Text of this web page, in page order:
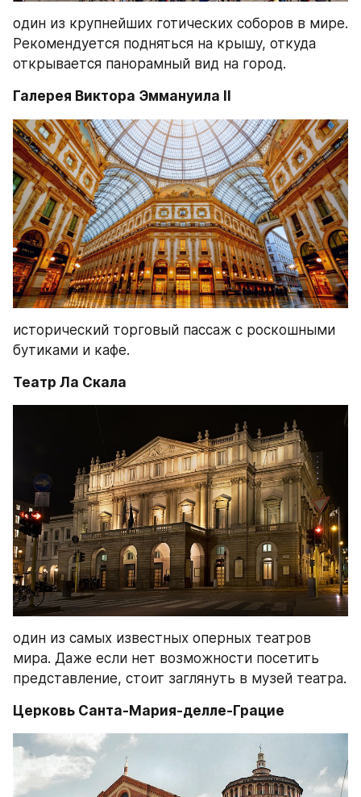
один из крупнейших готических соборов в мире.
Рекомендуется подняться на крышу, откуда
открывается панорамный вид на город.
Галерея Виктора Эммануила II
исторический торговый пассаж с роскошными
бутиками и кафе.
Театр Ла Скала
один из самых известных оперных театров
мира. Даже если нет возможности посетить
представление, стоит заглянуть в музей театра.
Церковь Санта-Мария-делле-Грацие